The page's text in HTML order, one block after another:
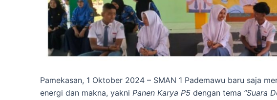
Pamekasan, 1 Oktober 2024 – SMAN 1 Pademawu baru saja
energi dan makna, yakni Panen Karya P5 dengan tema “Suara